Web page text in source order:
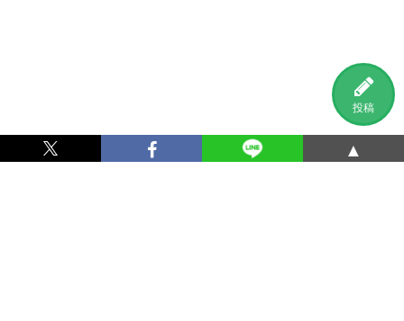
投稿
▲